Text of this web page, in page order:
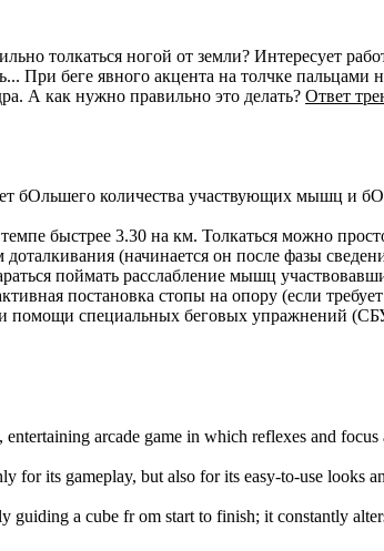
толкаться ногой от земли? Интересует
беге явного акцента на толчке пальцами
А как нужно правильно это делать? Ответ
бОльшего количества участвующих мышц и
быстрее 3.30 на км. Толкаться можно
(начинается он после фазы
поймать расслабление мышц
постановка стопы на опору (если
специальных беговых упражнений
entertaining arcade game in which reflexes and
for its gameplay, but also for its easy-to-use looks
guiding a cube fr om start to finish; it constantly